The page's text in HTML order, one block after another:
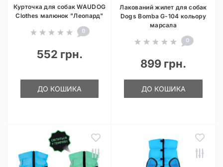
Курточка для собак WAUDOG
Clothes малюнок "Леопард"
0
552 грн.
ДО КОШИКА
Лакований жилет для собак
Dogs Bomba G-104 кольору
марсала
0
899 грн.
ДО КОШИКА